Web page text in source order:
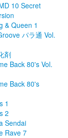
10 Secret
& Queen 1
パラ通 Vol.
剤
Back 80's Vol.
Back 80's
1
2
Sendai
Rave 7